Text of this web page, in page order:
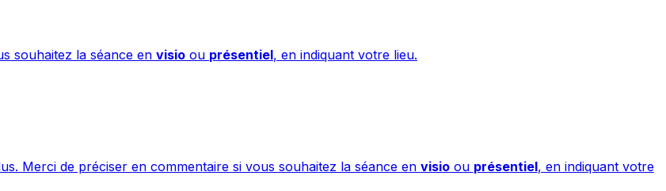
souhaitez la séance en visio ou présentiel, en indiquant votre lieu.
Merci de préciser en commentaire si vous souhaitez la séance en visioou présentiel, en indiquant votre